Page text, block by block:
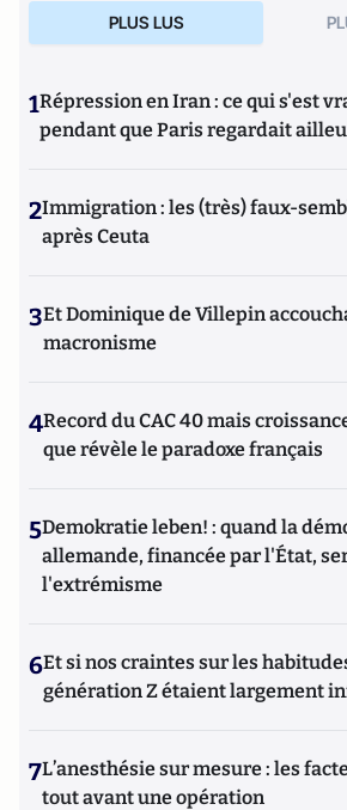
PLUS LUS
1Répression en Iran : ce qui s'est
pendant que Paris regardait
2Immigration : les (très) faux-
après Ceuta
3Et Dominique de Villepin
macronisme
4Record du CAC 40 mais
que révèle le paradoxe français
5Demokratie leben! : quand la
allemande, financée par l'État,
l'extrémisme
6Et si nos craintes sur les
génération Z étaient largement
7L’anesthésie sur mesure : les
tout avant une opération